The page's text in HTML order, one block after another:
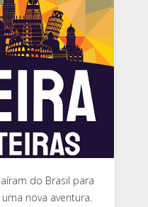
do Brasil para
nova aventura.